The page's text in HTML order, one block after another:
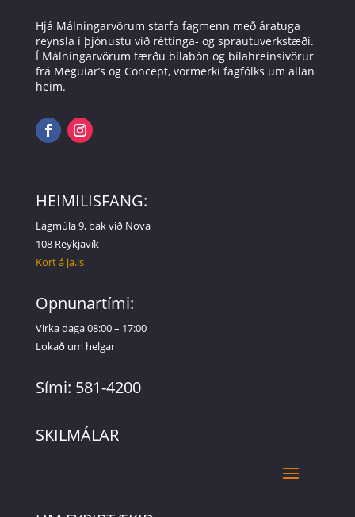
Hjá Málningarvörum starfa fagmenn með áratuga
reynsla í þjónustu við réttinga- og sprautuverkstæði.
Í Málningarvörum færðu bílabón og bílahreinsivörur
frá Meguiar’s og Concept, vörmerki fagfólks um allan
heim.
HEIMILISFANG:
Lágmúla 9, bak við Nova
108 Reykjavík
Kort á ja.is
Opnunartími:
Virka daga 08:00 – 17:00
Lokað um helgar
Sími: 581-4200
SKILMÁLAR